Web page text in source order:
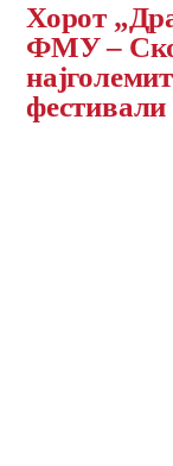
Хорот
ФМУ –